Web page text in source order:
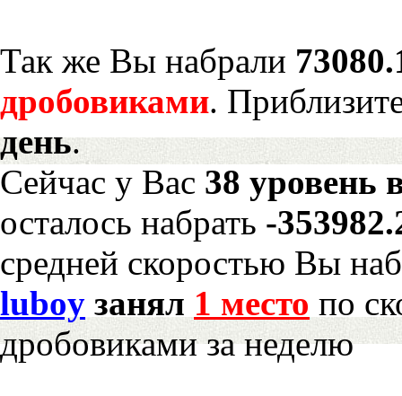
Так же Вы набрали
дробовиками.
день.
Сейчас у Вас 38 уровень
осталось набрать -
средней скоростью Вы
luboy занял 1 место по
дробовиками за неделю